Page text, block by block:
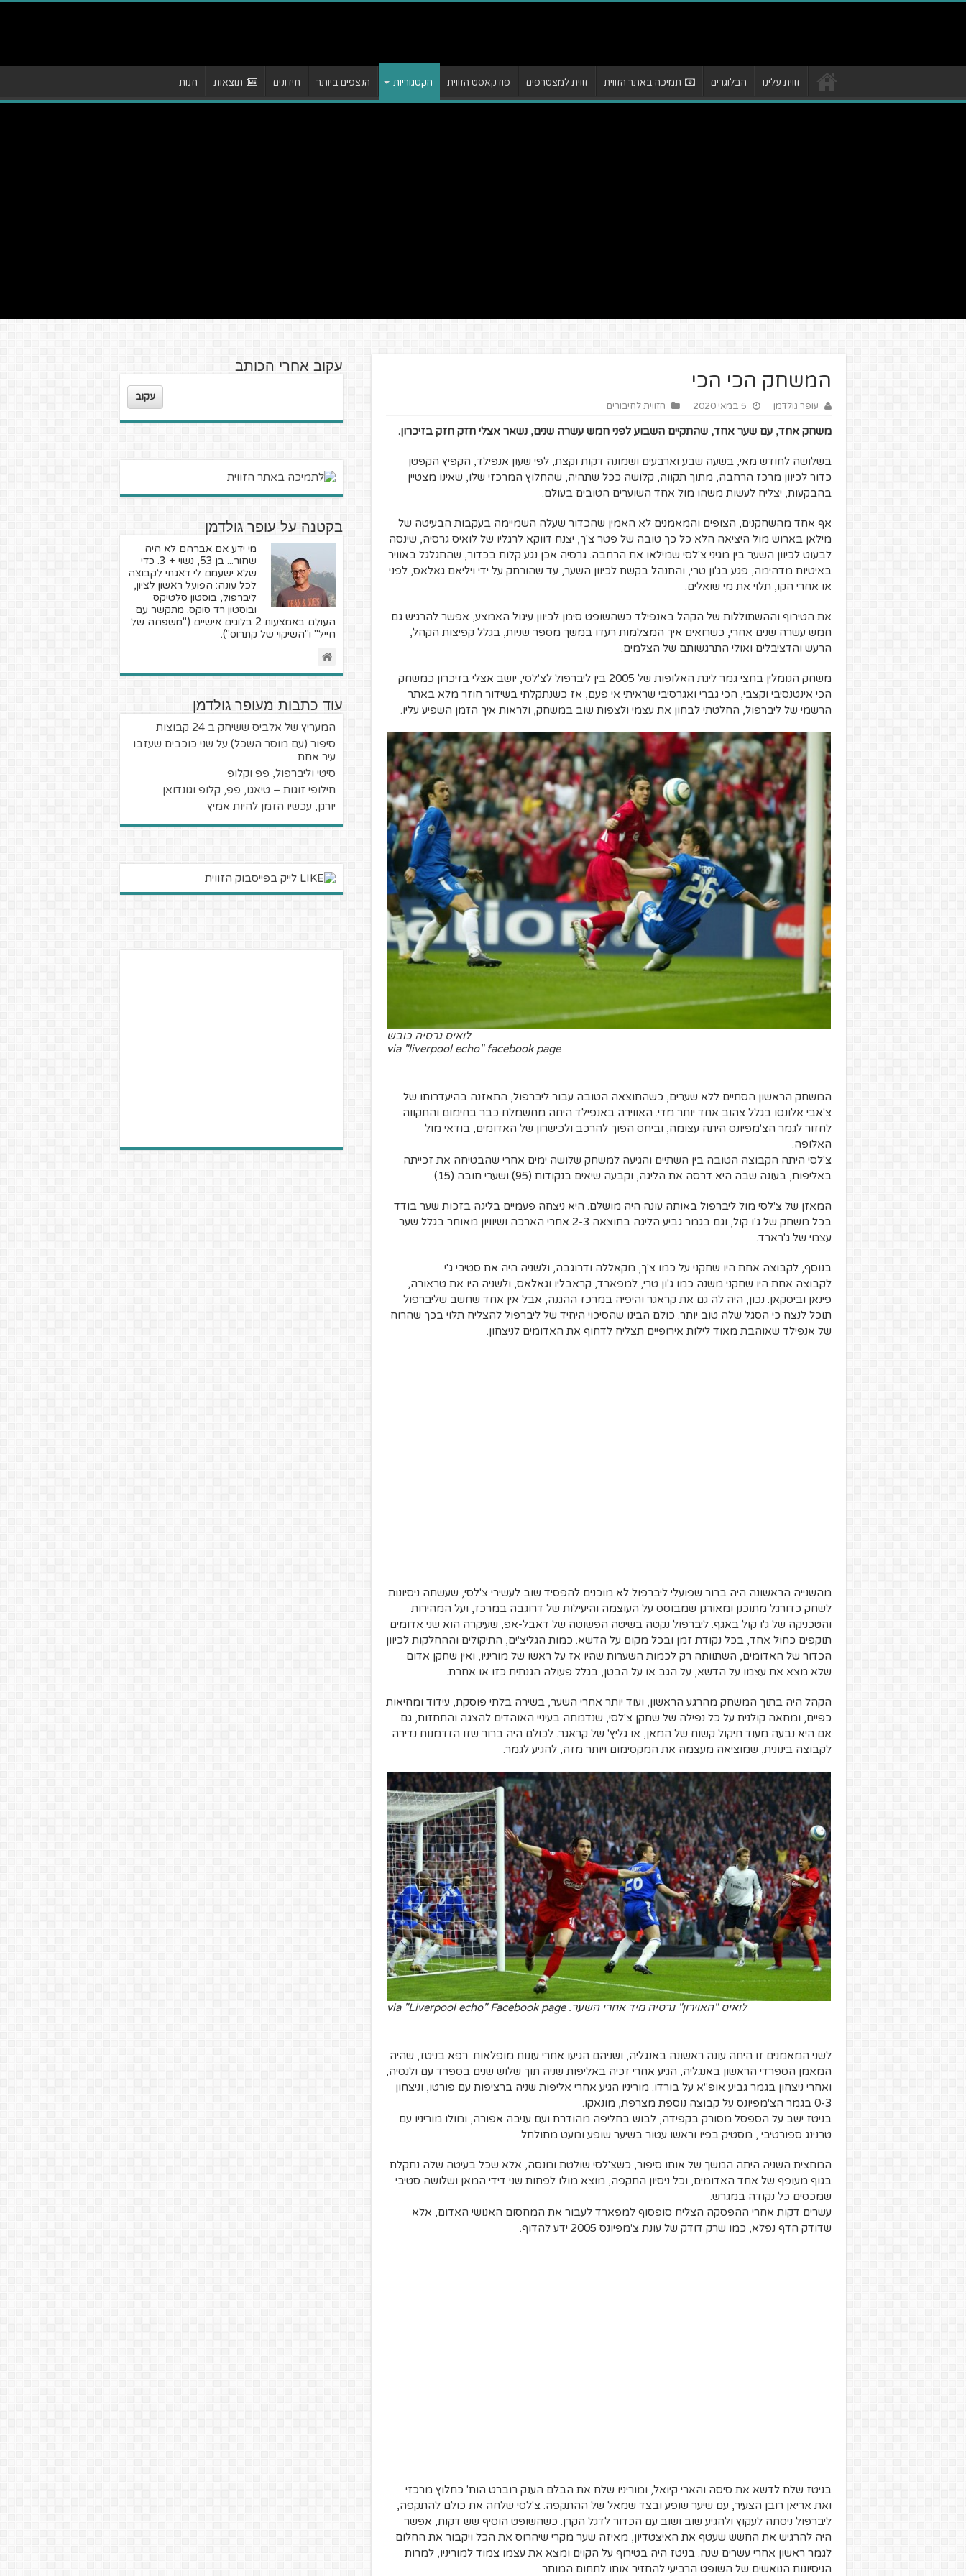
זווית עלינו הבלוגרים תמיכה באתר הזווית זווית למצטרפים פודקאסט הזווית הקטגוריות הנצפים ביותר חידונים תוצאות חנות
המשחק הכי הכי
עופר גולדמן 5 במאי 2020 הזווית לחיבורים
משחק אחד, עם שער אחד, שהתקיים השבוע לפני חמש עשרה שנים, נשאר אצלי חזק חזק בזיכרון.
בשלושה לחודש מאי, בשעה שבע וארבעים ושמונה דקות וקצת, לפי שעון אנפילד, הקפיץ הקפטן
כדור לכיוון מרכז הרחבה, מתוך תקווה, קלושה ככל שתהיה, שהחלוץ המרכזי שלו, שאינו מצטיין
בהבקעות, יצליח לעשות משהו מול אחד השוערים הטובים בעולם.
אף אחד מהשחקנים, הצופים והמאמנים לא האמין שהכדור שעלה השמיימה בעקבות הבעיטה של
מילאן בארוש מול היציאה הלא כל כך טובה של פטר צ'ך, יצנח דווקא לרגליו של לואיס גרסיה, שינסה
לבעוט לכיוון השער בין מגיני צ'לסי שמילאו את הרחבה. גרסיה אכן נגע קלות בכדור, שהתגלגל באוויר
באיטיות מדהימה, פגע בג'ון טרי, והתנהל בקשת לכיוון השער, עד שהורחק על ידי ויליאם גאלאס, לפני
או אחרי הקו, תלוי את מי שואלים.
את הטירוף וההשתוללות של הקהל באנפילד כשהשופט סימן לכיוון עיגול האמצע, אפשר להרגיש גם
חמש עשרה שנים אחרי, כשרואים איך המצלמות רעדו במשך מספר שניות, בגלל קפיצות הקהל,
הרעש והדציבלים ואולי התרגשותם של הצלמים.
משחק הגומלין בחצי גמר ליגת האלופות של 2005 בין ליברפול לצ'לסי, יושב אצלי בזיכרון כמשחק
הכי אינטנסיבי וקצבי, הכי גברי ואגרסיבי שראיתי אי פעם, אז כשנתקלתי בשידור חוזר מלא באתר
הרשמי של ליברפול, החלטתי לבחון את עצמי ולצפות שוב במשחק, ולראות איך הזמן השפיע עליו.
לואיס גרסיה כובש
via "liverpool echo" facebook page
המשחק הראשון הסתיים ללא שערים, כשהתוצאה הטובה עבור ליברפול, התאזנה בהיעדרותו של
צ'אבי אלונסו בגלל צהוב אחד יותר מדי. האווירה באנפילד היתה מחשמלת כבר בחימום והתקווה
לחזור לגמר הצ'מפיונס היתה עצומה, וביחס הפוך להרכב ולכישרון של האדומים, בודאי מול
האלופה.
צ'לסי היתה הקבוצה הטובה בין השתיים והגיעה למשחק שלושה ימים אחרי שהבטיחה את זכייתה
באליפות, בעונה שבה היא דרסה את הליגה, וקבעה שיאים בנקודות (95) ושערי חובה (15).
המאזן של צ'לסי מול ליברפול באותה עונה היה מושלם. היא ניצחה פעמיים בליגה בזכות שער בודד
בכל משחק של ג'ו קול, וגם בגמר גביע הליגה בתוצאה 2-3 אחרי הארכה ושיוויון מאוחר בגלל שער
עצמי של ג'רארד.
בנוסף, לקבוצה אחת היו שחקני על כמו צ'ך, מקאללה ודרוגבה, ולשניה היה את סטיבי ג'י.
לקבוצה אחת היו שחקני משנה כמו ג'ון טרי, למפארד, קראבליו וגאלאס, ולשניה היו את טראורה,
פינאן וביסקאן. נכון, היה לה גם את קראגר והיפיה במרכז ההגנה, אבל אין אחד שחשב שליברפול
תוכל לנצח כי הסגל שלה טוב יותר. כולם הבינו שהסיכוי היחיד של ליברפול להצליח תלוי בכך שהרוח
של אנפילד שאוהבת מאוד לילות אירופיים תצליח לדחוף את האדומים לניצחון.
מהשנייה הראשונה היה ברור שפועלי ליברפול לא מוכנים להפסיד שוב לעשירי צ'לסי, שעשתה ניסיונות
לשחק כדורגל מתוכנן ומאורגן שמבוסס על העוצמה והיעילות של דרוגבה במרכז, ועל המהירות
והטכניקה של ג'ו קול באגף. ליברפול נקטה בשיטה הפשוטה של דאבל-אפ, שעיקרה הוא שני אדומים
תוקפים כחול אחד, בכל נקודת זמן ובכל מקום על הדשא. כמות הגליצ'ים, התיקולים וההחלקות לכיוון
הכדור של האדומים, השתוותה רק לכמות השערות שהיו אז על ראשו של מוריניו, ואין שחקן אדום
שלא מצא את עצמו על הדשא, על הגב או על הבטן, בגלל פעולה הגנתית כזו או אחרת.
הקהל היה בתוך המשחק מהרגע הראשון, ועוד יותר אחרי השער, בשירה בלתי פוסקת, עידוד ומחיאות
כפיים, ומחאה קולנית על כל נפילה של שחקן צ'לסי, שנדמתה בעיניי האוהדים להצגה והתחזות, גם
אם היא נבעה מעוד תיקול קשוח של המאן, או גליץ' של קראגר. לכולם היה ברור שזו הזדמנות נדירה
לקבוצה בינונית, שמוציאה מעצמה את המקסימום ויותר מזה, להגיע לגמר.
לואיס "האוירון" גרסיה מיד אחרי השער. via "Liverpool echo" Facebook page
לשני המאמנים זו היתה עונה ראשונה באנגליה, ושניהם הגיעו אחרי עונות מופלאות. רפא בניטז, שהיה
המאמן הספרדי הראשון באנגליה, הגיע אחרי זכיה באליפות שניה תוך שלוש שנים בספרד עם ולנסיה,
ואחרי ניצחון בגמר גביע אופ"א על בורדו. מוריניו הגיע אחרי אליפות שניה ברציפות עם פורטו, וניצחון
0-3 בגמר הצ'מפיונס על קבוצה נוספת מצרפת, מונאקו.
בניטז ישב על הספסל מסורק בקפידה, לבוש בחליפה מהודרת ועם עניבה אפורה, ומולו מוריניו עם
טרנינג ספורטיבי , מסטיק בפיו וראשו עטור בשיער שופע ומעט מתולתל.
המחצית השניה היתה המשך של אותו סיפור, כשצ'לסי שולטת ומנסה, אלא שכל בעיטה שלה נתקלת
בגוף מעופף של אחד האדומים, וכל ניסיון התקפה, מוצא מולו לפחות שני דידי המאן ושלושה סטיבי
שמכסים כל נקודה במגרש.
עשרים דקות אחרי ההפסקה הצליח סופסוף למפארד לעבור את המחסום האנושי האדום, אלא
שדודק הדף נפלא, כמו שרק דודק של עונת צ'מפיונס 2005 ידע להדוף.
בניטז שלח לדשא את סיסה והארי קיואל, ומוריניו שלח את הבלם הענק רוברט הות' כחלוץ מרכזי
ואת אריאן רובן הצעיר, עם שיער שופע ובצד שמאל של ההתקפה. צ'לסי שלחה את כולם להתקפה,
ליברפול ניסתה לעקוץ ולהגיע שוב ושוב עם הכדור לדגל הקרן. כשהשופט הוסיף שש דקות, אפשר
היה להרגיש את החשש שעטף את האיצטדיון, מאיזה שער מקרי שיהרוס את הכל ויקבור את החלום
לגמר ראשון אחרי עשרים שנה. בניטז היה בטירוף על הקוים ומצא את עצמו צמוד למוריניו, למרות
הניסיונות הנואשים של השופט הרביעי להחזיר אותו לתחום המותר.
עקוב אחרי הכותב
עקוב
בקטנה על עופר גולדמן
מי ידע אם אברהם לא היה
שחור... בן 53, נשוי + 3. כדי
שלא ישעמם לי דאגתי לקבוצה
לכל עונה: הפועל ראשון לציון,
ליברפול, בוסטון סלטיקס
ובוסטון רד סוקס. מתקשר עם
העולם באמצעות 2 בלוגים אישיים ("משפחה של
חייל" ו"השיקוי של קתרוס").
עוד כתבות מעופר גולדמן
המעריץ של אלביס ששיחק ב 24 קבוצות
סיפור ׁ(עם מוסר השכל) על שני כוכבים שעזבו
עיר אחת
סיטי וליברפול, פפ וקלופ
חילופי זוגות – טיאגו, פפ, קלופ וגונדואן
יורגן, עכשיו הזמן להיות אמיץ